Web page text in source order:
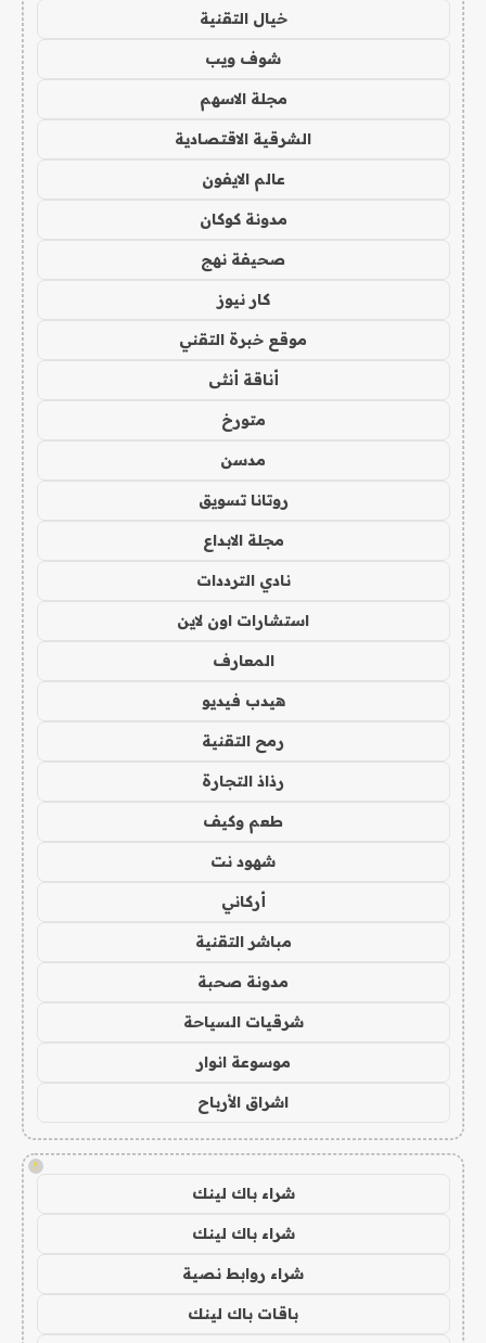
خيال التقنية
شوف ويب
مجلة الاسهم
الشرقية الاقتصادية
عالم الايفون
مدونة كوكان
صحيفة نهج
كار نيوز
موقع خبرة التقني
أناقة أنثى
متورخ
مدسن
روتانا تسويق
مجلة الابداع
نادي الترددات
استشارات اون لاين
المعارف
هيدب فيديو
رمح التقنية
رذاذ التجارة
طعم وكيف
شهود نت
أركاني
مباشر التقنية
مدونة صحبة
شرقيات السياحة
موسوعة انوار
اشراق الأرباح
!
شراء باك لينك
شراء باك لينك
شراء روابط نصية
باقات باك لينك